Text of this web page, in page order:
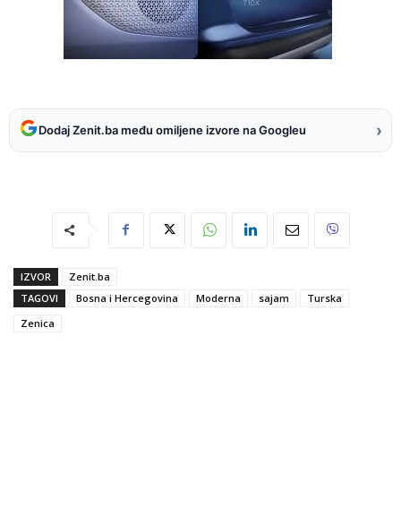
Dodaj Zenit.ba među omiljene izvore na Googleu ›
IZVOR
Zenit.ba
TAGOVI
Bosna i Hercegovina Moderna sajam
Turska
Zenica